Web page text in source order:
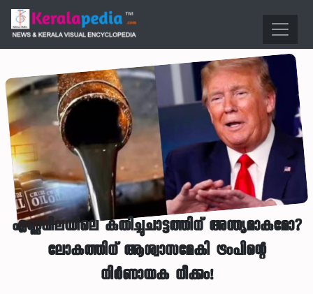
എണ്ണവിലയിലെ കുതിച്ചുചാട്ടത്തിന് അന്ത്യമാകുമോ?
ലോകത്തിന് ആശ്വാസമേകി ട്രംപിന്റെ
നിർണായക നീക്കം!